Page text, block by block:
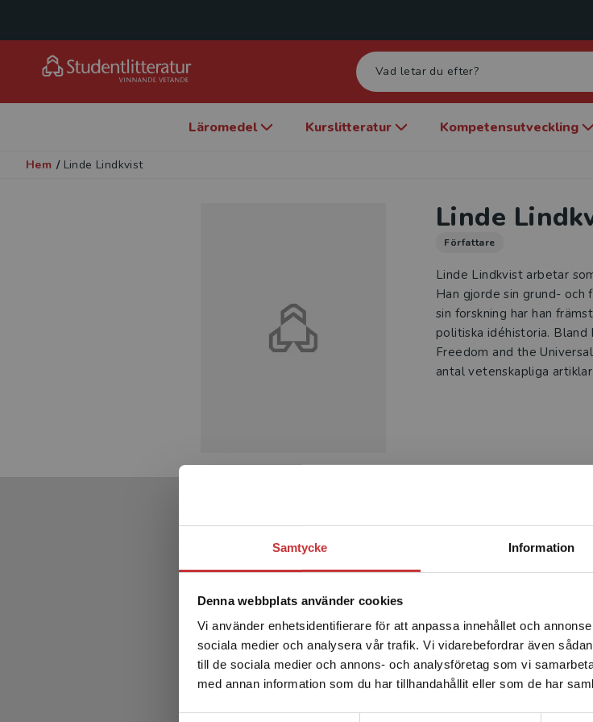
Samtycke Information
Denna webbplats använder cookies
Vi använder enhetsidentifierare för att anpassa innehållet och
sociala medier och analysera vår trafik. Vi vidarebefordrar även
till de sociala medier och annons- och analysföretag som vi
med annan information som du har tillhandahållit eller som de har
Begränsad fraktregion
Det verkar som att du besöker
enhet utanför Sverige. Vi erbjuder
Sverige. För att kunna slutföra ett
leveransadressen vara i Sverige.Läs
Läromedel Kurslitteratur Kompetensutveckling
Hem / Linde Lindkvist
Linde
Författare
Linde Lindkvist arbetar
Han gjorde sin grund- och
sin forskning har han
politiska idéhistoria. Bland
Freedom and the
antal vetenskapliga
Produkter